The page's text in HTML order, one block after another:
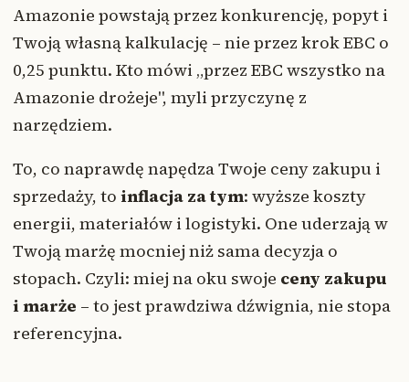
Amazonie powstają przez konkurencję, popyt i
Twoją własną kalkulację – nie przez krok EBC o
0,25 punktu. Kto mówi „przez EBC wszystko na
Amazonie drożeje", myli przyczynę z
narzędziem.
To, co naprawdę napędza Twoje ceny zakupu i
sprzedaży, to inflacja za tym: wyższe koszty
energii, materiałów i logistyki. One uderzają w
Twoją marżę mocniej niż sama decyzja o
stopach. Czyli: miej na oku swoje ceny zakupu
i marże – to jest prawdziwa dźwignia, nie stopa
referencyjna.